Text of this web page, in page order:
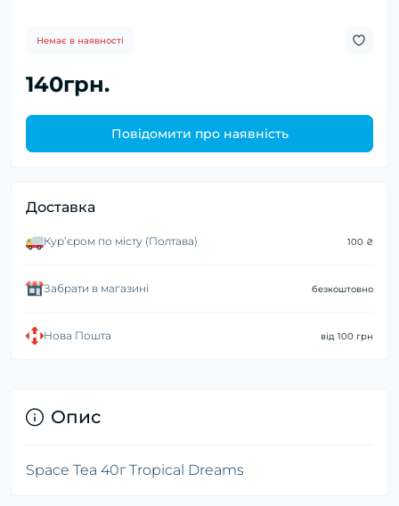
Немає в наявності
140грн.
Повідомити про наявність
Доставка
Курʼєром по місту (Полтава) 100 ₴
Забрати в магазині безкоштовно
Нова Пошта від 100 грн
Опис
Space Tea 40г Tropical Dreams